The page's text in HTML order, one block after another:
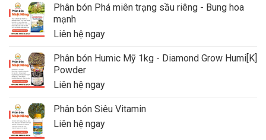
Phân bón Phá miên trạng sầu riêng - Bung hoa
mạnh
Liên hệ ngay
Phân bón Humic Mỹ 1kg - Diamond Grow Humi[K]
Powder
Liên hệ ngay
Phân bón Siêu Vitamin
Liên hệ ngay